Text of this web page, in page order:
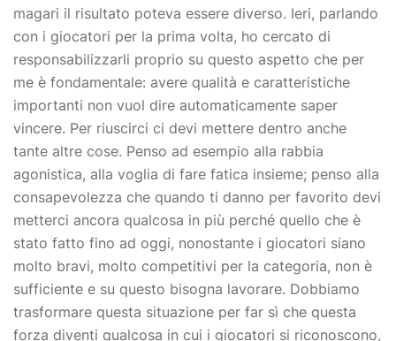
magari il risultato poteva essere diverso. Ieri, parlando
con i giocatori per la prima volta, ho cercato di
responsabilizzarli proprio su questo aspetto che per
me è fondamentale: avere qualità e caratteristiche
importanti non vuol dire automaticamente saper
vincere. Per riuscirci ci devi mettere dentro anche
tante altre cose. Penso ad esempio alla rabbia
agonistica, alla voglia di fare fatica insieme; penso alla
consapevolezza che quando ti danno per favorito devi
metterci ancora qualcosa in più perché quello che è
stato fatto fino ad oggi, nonostante i giocatori siano
molto bravi, molto competitivi per la categoria, non è
sufficiente e su questo bisogna lavorare. Dobbiamo
trasformare questa situazione per far sì che questa
forza diventi qualcosa in cui i giocatori si riconoscono,